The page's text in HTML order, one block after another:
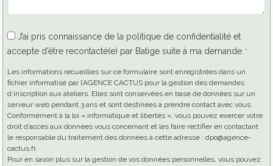
RGPD
*
J’ai pris connaissance de la politique de confidentialité et
accepte d’être recontacté(e) par Batige suite à ma demande. *
Les informations recueillies sur ce formulaire sont enregistrées dans un
fichier informatisé par l’AGENCE CACTUS pour la gestion des demandes
d’inscription aux ateliers. Elles sont conservées en base de données sur un
serveur web pendant 3 ans et sont destinées à prendre contact avec vous.
Conformément à la loi « informatique et libertés », vous pouvez exercer votre
droit d’accès aux données vous concernant et les faire rectifier en contactant
le responsable du traitement des données à cette adresse : dpo@agence-
cactus.fr.
Pour en savoir plus sur la gestion de vos données personnelles, vous pouvez